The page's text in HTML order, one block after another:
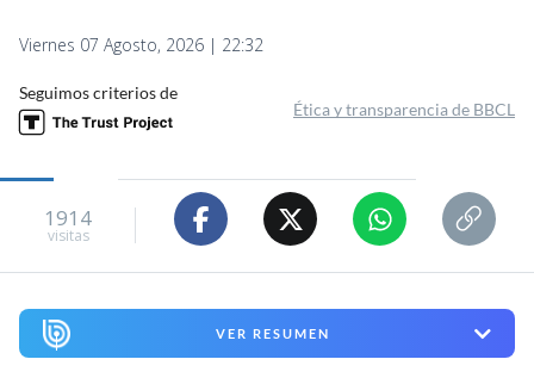
Viernes 07 Agosto, 2026 | 22:32
Seguimos criterios de
Ética y transparencia de BBCL
1914
visitas
VER RESUMEN